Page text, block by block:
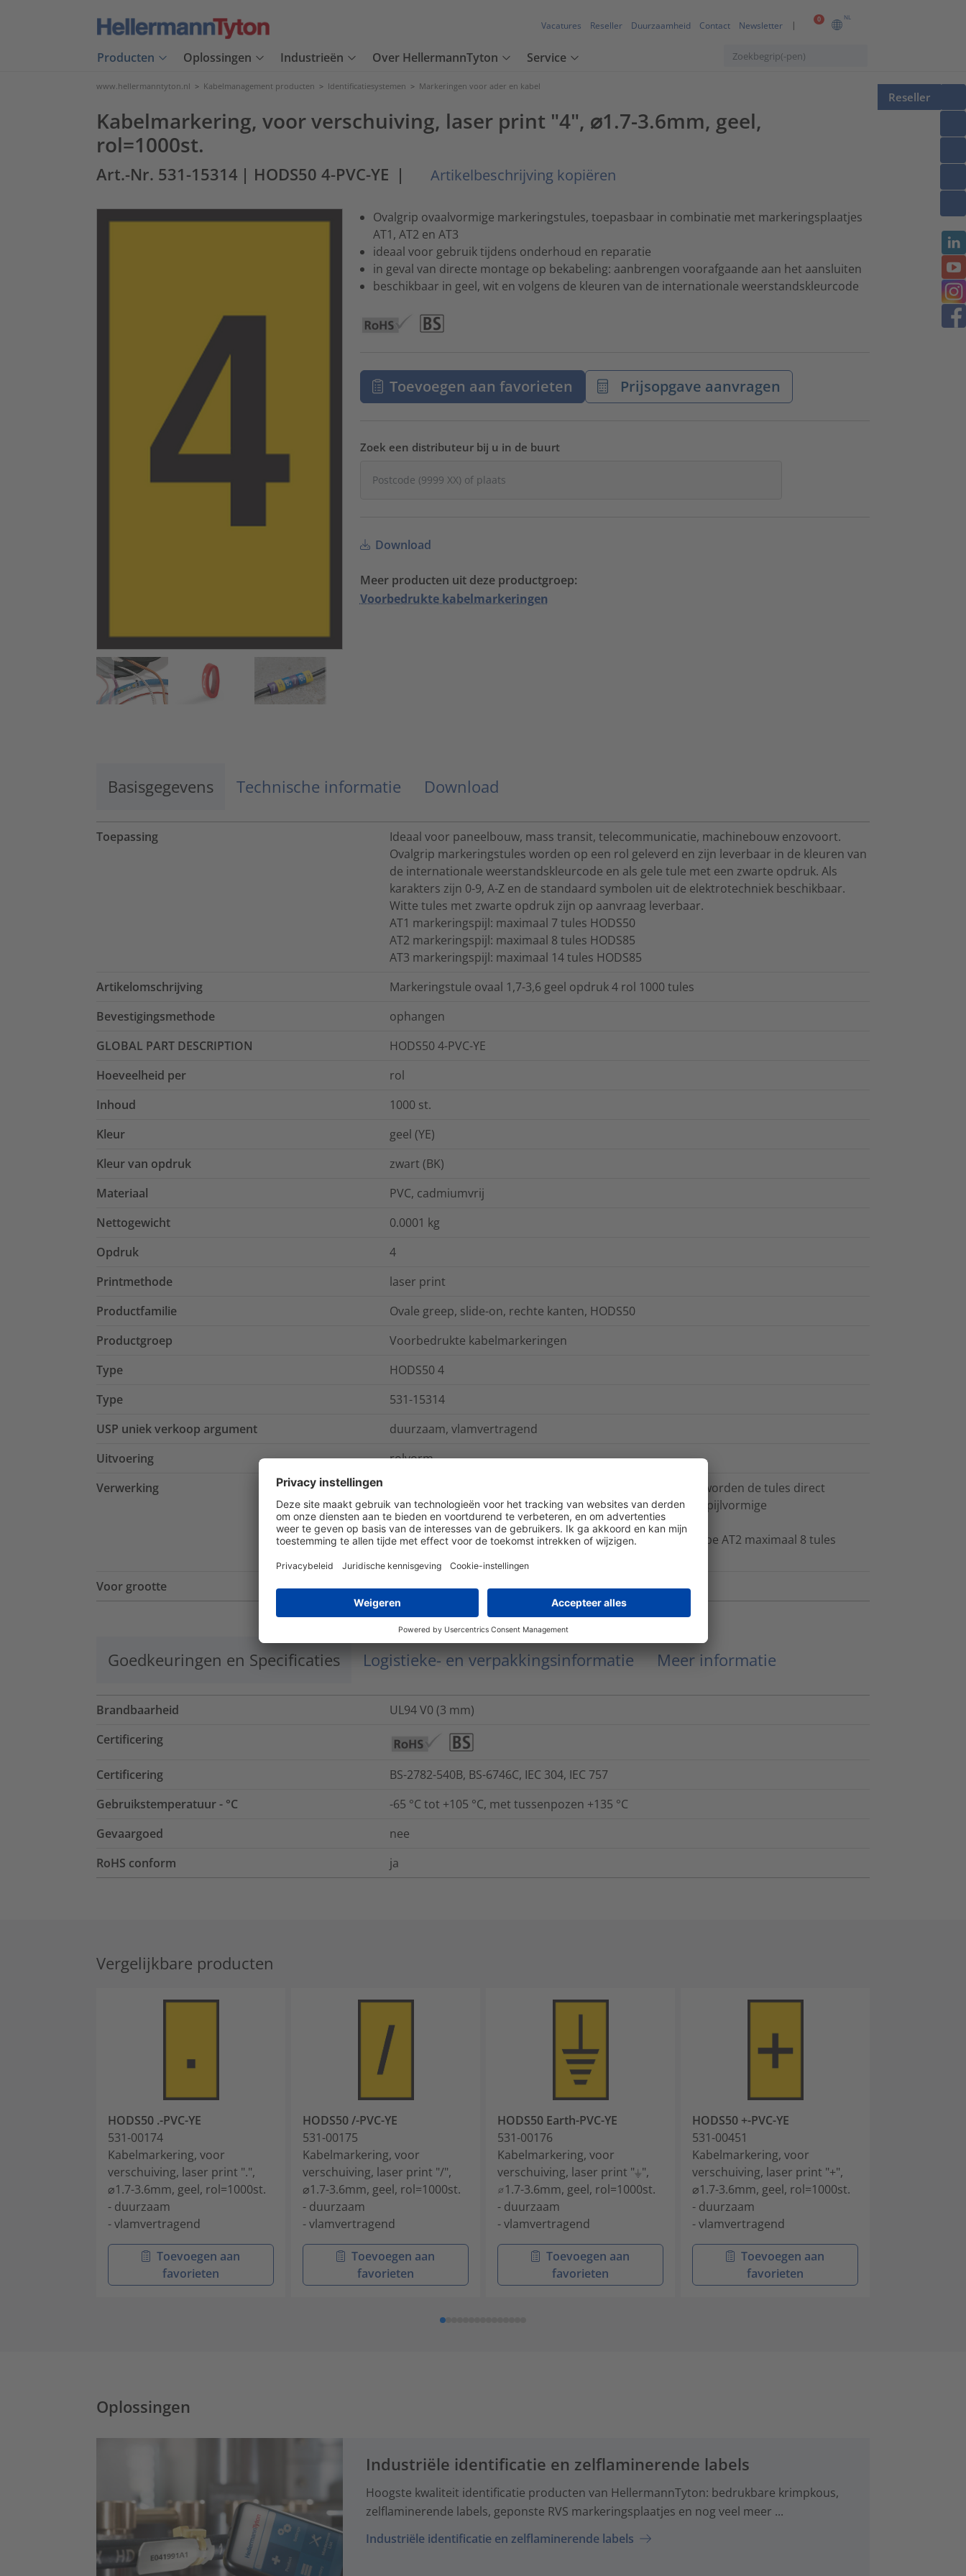
0 NL
Vacatures Reseller Duurzaamheid Contact Newsletter
Producten Oplossingen Industrieën Over HellermannTyton Service
Reseller
www.hellermanntyton.nl > Kabelmanagement producten > Identificatiesystemen > Markeringen voor ader en kabel
Kabelmarkering, voor verschuiving, laser print "4", ⌀1.7-3.6mm, geel,
rol=1000st.
Art.-Nr. 531-15314 | HODS50 4-PVC-YE | Artikelbeschrijving kopiëren
Ovalgrip ovaalvormige markeringstules, toepasbaar in combinatie met markeringsplaatjes
AT1, AT2 en AT3
ideaal voor gebruik tijdens onderhoud en reparatie
in geval van directe montage op bekabeling: aanbrengen voorafgaande aan het aansluiten
beschikbaar in geel, wit en volgens de kleuren van de internationale weerstandskleurcode
Toevoegen aan favorieten Prijsopgave aanvragen
Zoek een distributeur bij u in de buurt
Download
Meer producten uit deze productgroep:
Voorbedrukte kabelmarkeringen
Basisgegevens Technische informatie Download
Toepassing
Ideaal voor paneelbouw, mass transit, telecommunicatie, machinebouw enzovoort.
Ovalgrip markeringstules worden op een rol geleverd en zijn leverbaar in de kleuren van
de internationale weerstandskleurcode en als gele tule met een zwarte opdruk. Als
karakters zijn 0-9, A-Z en de standaard symbolen uit de elektrotechniek beschikbaar.
Witte tules met zwarte opdruk zijn op aanvraag leverbaar.
AT1 markeringspijl: maximaal 7 tules HODS50
AT2 markeringspijl: maximaal 8 tules HODS85
AT3 markeringspijl: maximaal 14 tules HODS85
Artikelomschrijving
Markeringstule ovaal 1,7-3,6 geel opdruk 4 rol 1000 tules
Bevestigingsmethode
ophangen
GLOBAL PART DESCRIPTION
HODS50 4-PVC-YE
Hoeveelheid per
rol
Inhoud
1000 st.
Kleur
geel (YE)
Kleur van opdruk
zwart (BK)
Materiaal
PVC, cadmiumvrij
Nettogewicht
0.0001 kg
Opdruk
4
Printmethode
laser print
Productfamilie
Ovale greep, slide-on, rechte kanten, HODS50
Productgroep
Voorbedrukte kabelmarkeringen
Type
HODS50 4
Type
531-15314
USP uniek verkoop argument
duurzaam, vlamvertragend
Uitvoering
rolvorm
Verwerking
Bij markering van aders en kabels met kleinere diameters worden de tules direct
aangebracht. Voor grotere bundels wordt het gebruik van pijlvormige
markeringsplaatjes uit de AT-serie aanbevolen.
De markeringspijl AT1 draagt maximaal 7 tules HODS50, type AT2 maximaal 8 tules
Voor grootte
AT1
Goedkeuringen en Specificaties Logistieke- en verpakkingsinformatie Meer informatie
Brandbaarheid
UL94 V0 (3 mm)
Certificering
Certificering
BS-2782-540B, BS-6746C, IEC 304, IEC 757
Gebruikstemperatuur - °C
-65 °C tot +105 °C, met tussenpozen +135 °C
Gevaargoed
nee
RoHS conform
ja
Vergelijkbare producten
HODS50 .-PVC-YE
531-00174
Kabelmarkering, voor
verschuiving, laser print ".",
⌀1.7-3.6mm, geel, rol=1000st.
- duurzaam
- vlamvertragend
Toevoegen aan
favorieten
HODS50 /-PVC-YE
531-00175
Kabelmarkering, voor
verschuiving, laser print "/",
⌀1.7-3.6mm, geel, rol=1000st.
- duurzaam
- vlamvertragend
Toevoegen aan
favorieten
HODS50 Earth-PVC-YE
531-00176
Kabelmarkering, voor
verschuiving, laser print "⏚",
⌀1.7-3.6mm, geel, rol=1000st.
- duurzaam
- vlamvertragend
Toevoegen aan
favorieten
HODS50 +-PVC-YE
531-00451
Kabelmarkering, voor
verschuiving, laser print "+",
⌀1.7-3.6mm, geel, rol=1000st.
- duurzaam
- vlamvertragend
Toevoegen aan
favorieten
Oplossingen
Industriële identificatie en zelflaminerende labels
Hoogste kwaliteit identificatie producten van HellermannTyton: bedrukbare krimpkous,
zelflaminerende labels, geponste RVS markeringsplaatjes en nog veel meer ...
Industriële identificatie en zelflaminerende labels